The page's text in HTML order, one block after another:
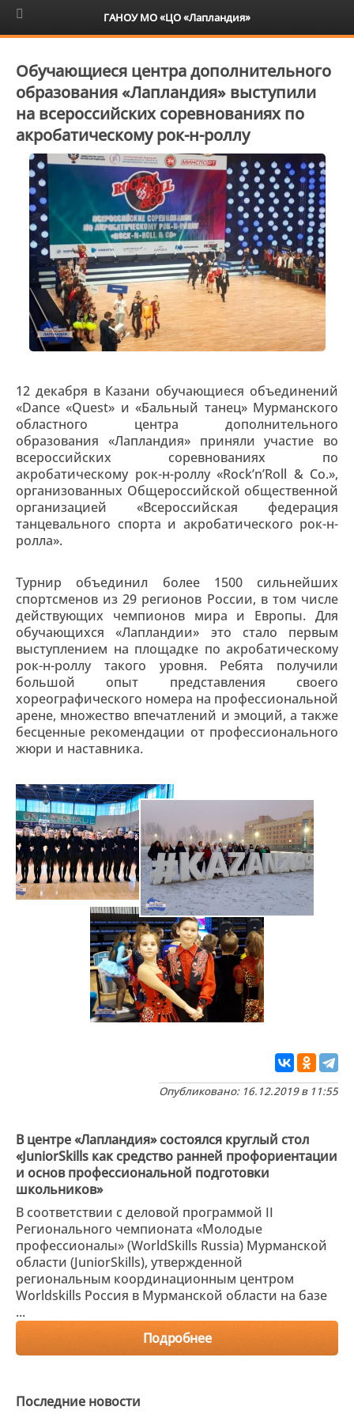
6+
Обучающиеся центра дополнительного
образования «Лапландия» выступили
на всероссийских соревнованиях по
акробатическому рок-н-роллу
12 декабря в Казани обучающиеся объединений
«Dance «Quest» и «Бальный танец» Мурманского
областного центра дополнительного
образования «Лапландия» приняли участие во
всероссийских соревнованиях по
акробатическому рок-н-роллу «Rock’n’Roll & Co.»,
организованных Общероссийской общественной
организацией «Всероссийская федерация
танцевального спорта и акробатического рок-н-
ролла».
Турнир объединил более 1500 сильнейших
спортсменов из 29 регионов России, в том числе
действующих чемпионов мира и Европы. Для
обучающихся «Лапландии» это стало первым
выступлением на площадке по акробатическому
рок-н-роллу такого уровня. Ребята получили
большой опыт представления своего
хореографического номера на профессиональной
арене, множество впечатлений и эмоций, а также
бесценные рекомендации от профессионального
жюри и наставника.
Опубликовано: 16.12.2019 в 11:55
В центре «Лапландия» состоялся круглый стол
«JuniorSkills как средство ранней профориентации
и основ профессиональной подготовки
школьников»
В соответствии с деловой программой II
Регионального чемпионата «Молодые
профессионалы» (WorldSkills Russia) Мурманской
области (JuniorSkills), утвержденной
региональным координационным центром
Worldskills Россия в Мурманской области на базе
...
Подробнее
Последние новости
ГАНОУ МО «ЦО «Лапландия»